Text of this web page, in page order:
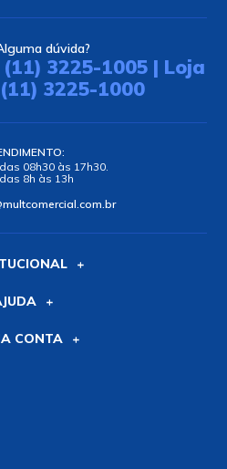
dúvida?
3225-1005 | Loja
3225-1000
08h30 às 17h30.
8h às 13h
CONTA